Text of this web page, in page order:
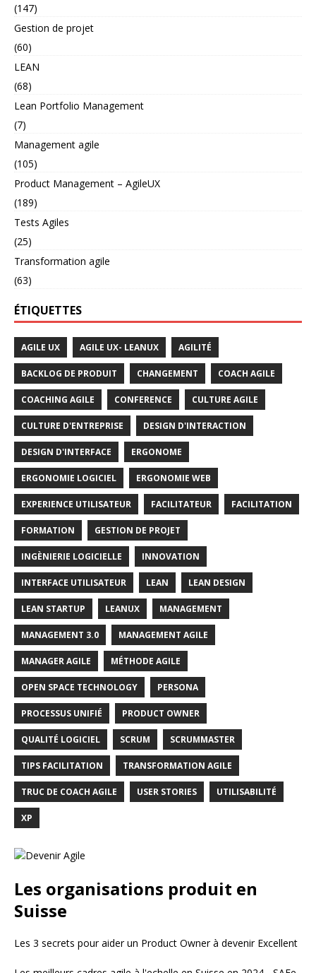
(147)
Gestion de projet
(60)
LEAN
(68)
Lean Portfolio Management
(7)
Management agile
(105)
Product Management – AgileUX
(189)
Tests Agiles
(25)
Transformation agile
(63)
ÉTIQUETTES
AGILE UX AGILE UX- LEANUX AGILITÉ
BACKLOG DE PRODUIT CHANGEMENT COACH AGILE
COACHING AGILE CONFERENCE CULTURE AGILE
CULTURE D'ENTREPRISE DESIGN D'INTERACTION
DESIGN D'INTERFACE ERGONOME
ERGONOMIE LOGICIEL ERGONOMIE WEB
EXPERIENCE UTILISATEUR FACILITATEUR FACILITATION
FORMATION GESTION DE PROJET
INGÈNIERIE LOGICIELLE INNOVATION
INTERFACE UTILISATEUR LEAN LEAN DESIGN
LEAN STARTUP LEANUX MANAGEMENT
MANAGEMENT 3.0 MANAGEMENT AGILE
MANAGER AGILE MÉTHODE AGILE
OPEN SPACE TECHNOLOGY PERSONA
PROCESSUS UNIFIÉ PRODUCT OWNER
QUALITÉ LOGICIEL SCRUM SCRUMMASTER
TIPS FACILITATION TRANSFORMATION AGILE
TRUC DE COACH AGILE USER STORIES UTILISABILITÉ
XP
Les organisations produit en
Suisse
Les 3 secrets pour aider un Product Owner à devenir Excellent